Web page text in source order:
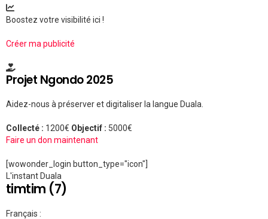
Boostez votre visibilité ici !
Créer ma publicité
Projet Ngondo 2025
Aidez-nous à préserver et digitaliser la langue Duala.
Collecté : 1200€ Objectif : 5000€
Faire un don maintenant
[wowonder_login button_type="icon"]
L'instant Duala
timtim (7)
Français :